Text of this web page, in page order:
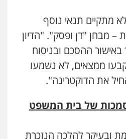
מתקיים תנאי נוסף
מבחן "דן ופסק". "הדיון
ההסכם ובניסוח
ממצאים, לא נשמעו
את הדוקטרינה".
של בית המשפט
ובעיקר להלכה הנזכרת
לבן תעבורה אסירים מעצרים
שמחון
תעבורה
אילון
חמורה חקירות ומעצרים